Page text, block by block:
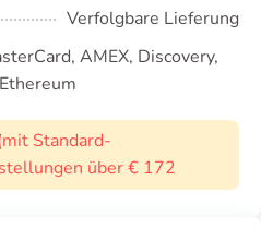
Verfolgbare Lieferung
AMEX, Discovery,
Standard-
über € 172